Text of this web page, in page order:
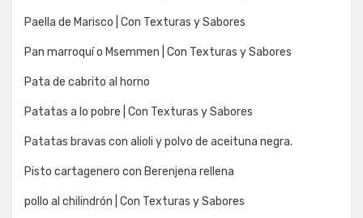
Paella de Marisco | Con Texturas y Sabores
Pan marroquí o Msemmen | Con Texturas y Sabores
Pata de cabrito al horno
Patatas a lo pobre | Con Texturas y Sabores
Patatas bravas con alioli y polvo de aceituna negra.
Pisto cartagenero con Berenjena rellena
pollo al chilindrón | Con Texturas y Sabores